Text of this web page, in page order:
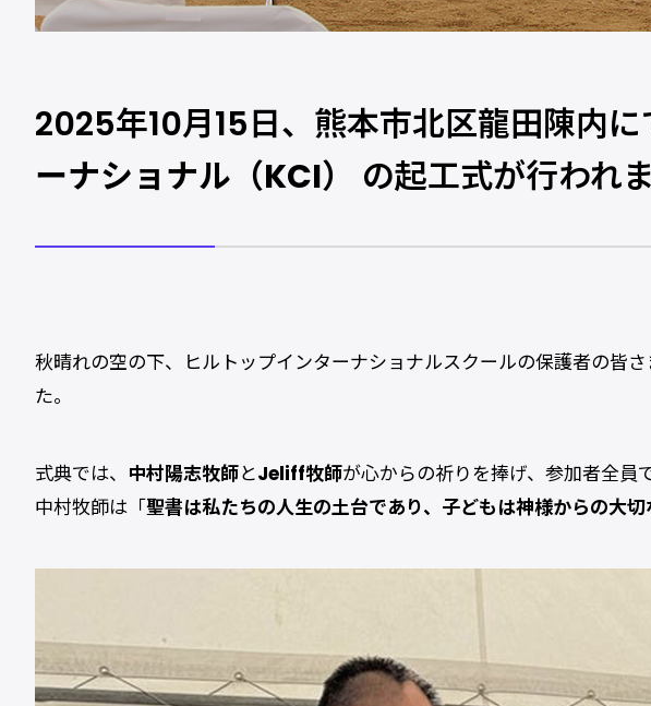
2025年10月15日、熊本市北区龍田陳内
ーナショナル（KCI）
の起工式が行われ
秋晴れの空の下、ヒルトップインターナショナルスクールの保護者の皆
た。
式典では、 中村陽志牧師とJeliff牧師が心からの祈りを捧げ、参加者全員
中村牧師は「聖書は私たちの人生の土台であり、子どもは神様からの大